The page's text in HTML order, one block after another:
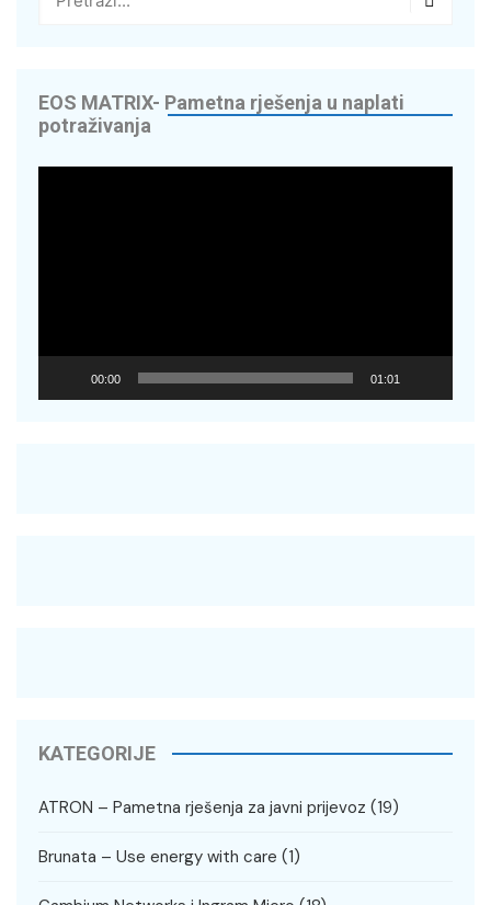
EOS MATRIX- Pametna rješenja u naplati
potraživanja
00:00 01:01
KATEGORIJE
ATRON – Pametna rješenja za javni prijevoz (19)
Brunata – Use energy with care (1)